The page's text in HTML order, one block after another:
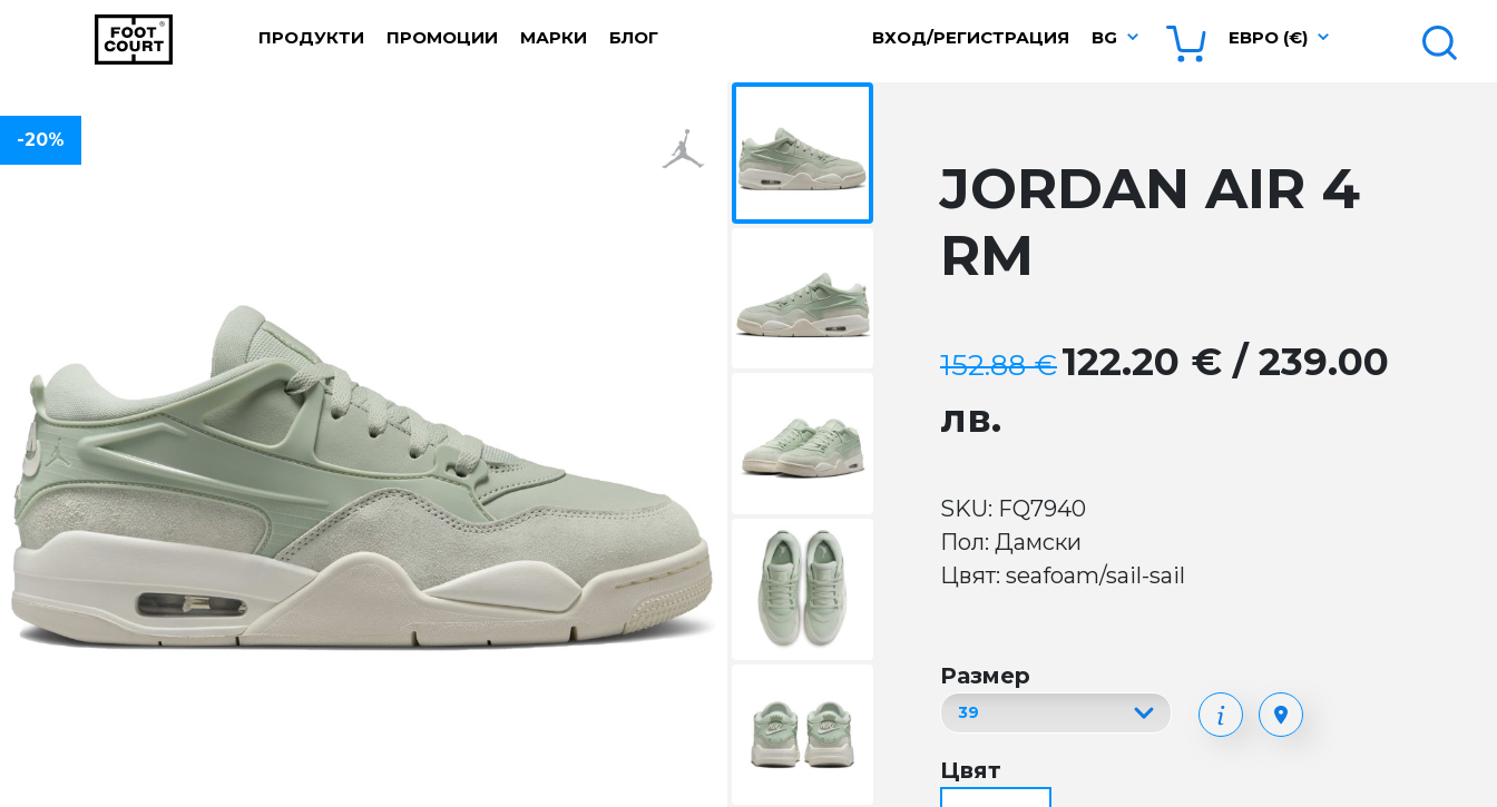
ПРОДУКТИ ПРОМОЦИИ МАРКИ БЛОГ ВХОД/РЕГИСТРАЦИЯ BG ЕВРО (€)
-20%
JORDAN AIR 4
RM
152.88 €122.20 € / 239.00
лв.
SKU: FQ7940
Пол: Дамски
Цвят: seafoam/sail-sail
Размер
Цвят